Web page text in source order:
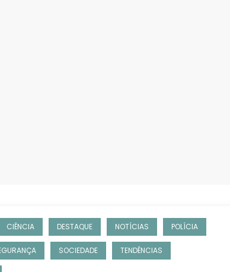
CIÊNCIA DESTAQUE NOTÍCIAS POLÍCIA
SOCIEDADE TENDÊNCIAS